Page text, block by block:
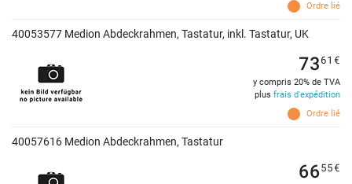
Ordre lié
40053577 Medion Abdeckrahmen, Tastatur, inkl. Tastatur, UK
Ordre lié
7361 €
y compris 20% de TVA
plus frais d'expédition
40057616 Medion Abdeckrahmen, Tastatur
6655€